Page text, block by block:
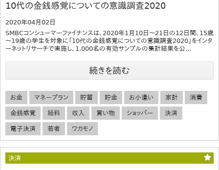
10代の金銭感覚についての意識調査2020
2020年04月02日
SMBCコンシューマーファイナンスは、2020年1月10日～21日の12日間、15歳
～19歳の学生を対象に「10代の金銭感覚についての意識調査2020」をインタ
ーネットリサーチで実施し、1,000名の有効サンプルの集計結果を公...
続きを読む
お金 マネープラン 貯蓄 貯金 お小遣い 家計 消費
金銭感覚 給料 収入 買い物 ショッパー 決済
電子決済 若者 ワカモノ
決済